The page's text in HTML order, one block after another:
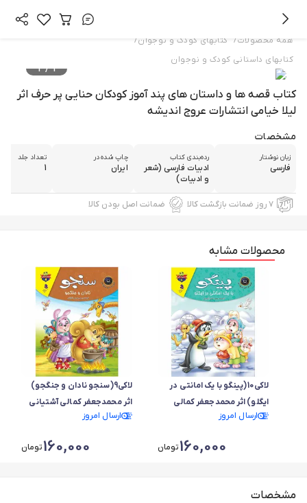
همه محصولات/ کتابهای کودک و نوجوان/
کتابهای داستانی کودک و نوجوان
1
/
2
کتاب قصه ها و داستان های پند آموز کودکان حنایی پر حرف اثر
لیلا خیامی انتشارات عروج اندیشه
مشخصات
زبان نوشتار
فارسی
رده‌بندی کتاب
ادبیات فارسی (شعر
و ادبیات)
چاپ شده در
ایران
تعداد جلد
1
۷ روز ضمانت بازگشت کالا ضمانت اصل بودن کالا
محصولات مشابه
لاکی10(پینگو با یک امانتی در
ایگلو) اثر محمدجعفر کمالی
آشتیانی
ارسال امروز
160,000تومان
لاکی9(سنجو نادان و جنگجو)
اثر محمدجعفر کمالی آشتیانی
ارسال امروز
160,000تومان
مشخصات